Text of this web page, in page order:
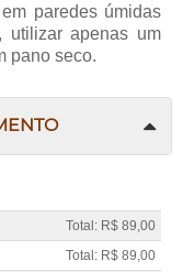
paredes úmidas
utilizar apenas um
pano seco.
Total: R$ 89,00
Total: R$ 89,00